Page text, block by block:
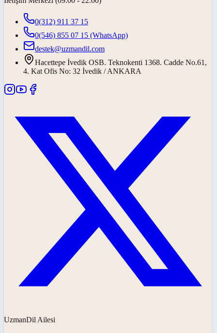
0(312) 911 37 15
0(546) 855 07 15 (WhatsApp)
destek@uzmandil.com
Hacettepe İvedik OSB. Teknokenti 1368. Cadde No.61,
4. Kat Ofis No: 32 İvedik / ANKARA
UzmanDil Ailesi